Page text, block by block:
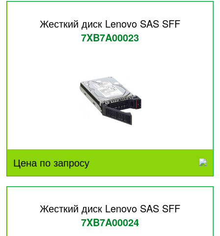
Жесткий диск Lenovo SAS SFF
7XB7A00023
Цена по запросу
Жесткий диск Lenovo SAS SFF
7XB7A00024